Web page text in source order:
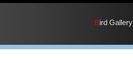
Bird Gallery